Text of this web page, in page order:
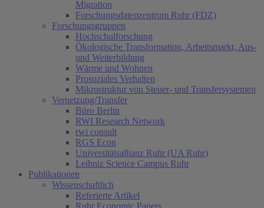
Migration
Forschungsdatenzentrum Ruhr (FDZ)
Forschungsgruppen
Hochschulforschung
Ökologische Transformation, Arbeitsmarkt, Aus-
und Weiterbildung
Wärme und Wohnen
Prosoziales Verhalten
Mikrostruktur von Steuer- und Transfersystemen
Vernetzung/Transfer
Büro Berlin
RWI Research Network
rwi consult
RGS Econ
Universitätsallianz Ruhr (UA Ruhr)
Leibniz Science Campus Ruhr
Publikationen
Wissenschaftlich
Referierte Artikel
Ruhr Economic Papers